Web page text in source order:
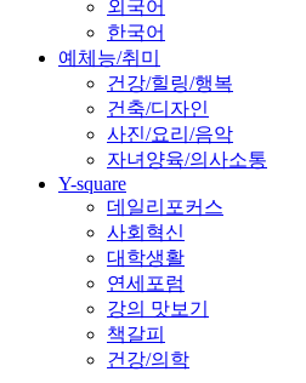
외국어
한국어
예체능/취미
건강/힐링/행복
건축/디자인
사진/요리/음악
자녀양육/의사소통
Y-square
데일리포커스
사회혁신
대학생활
연세포럼
강의 맛보기
책갈피
건강/의학